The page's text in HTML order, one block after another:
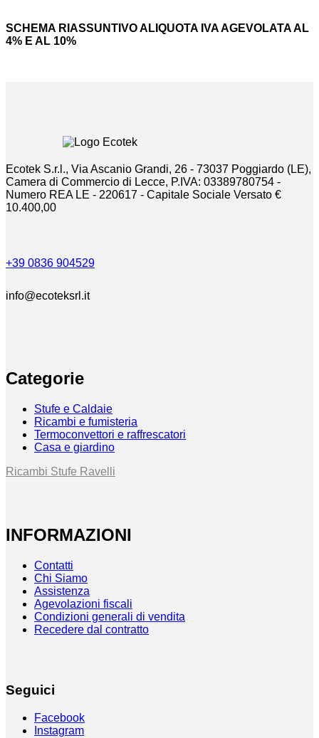
SCHEMA RIASSUNTIVO ALIQUOTA IVA AGEVOLATA AL
4% E AL 10%
Ecotek S.r.l., Via Ascanio Grandi, 26 - 73037 Poggiardo (LE),
Camera di Commercio di Lecce, P.IVA: 03389780754 -
Numero REA LE - 220617 - Capitale Sociale Versato €
10.400,00
+39 0836 904529
info@ecoteksrl.it
Categorie
Stufe e Caldaie
Ricambi e fumisteria
Termoconvettori e raffrescatori
Casa e giardino
Ricambi Stufe Ravelli
INFORMAZIONI
Contatti
Chi Siamo
Assistenza
Agevolazioni fiscali
Condizioni generali di vendita
Recedere dal contratto
Seguici
Facebook
Instagram